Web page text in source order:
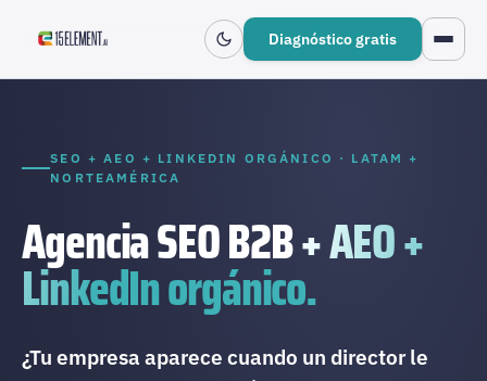
Diagnóstico gratis
SEO + AEO + LINKEDIN ORGÁNICO · LATAM +
NORTEAMÉRICA
Agencia SEO B2B+ AEO +
LinkedIn orgánico.
¿Tu empresa aparece cuando un director le